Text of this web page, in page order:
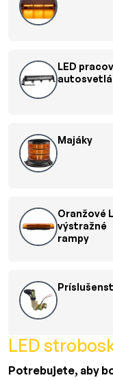
LED
autosvetlá
Majáky
Oranžové
výstražné
rampy
LED
Potrebujete, aby